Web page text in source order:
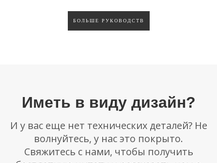
БОЛЬШЕ РУКОВОДСТВ
Иметь в виду дизайн?
И у вас еще нет технических деталей? Не
волнуйтесь, у нас это покрыто.
Свяжитесь с нами, чтобы получить